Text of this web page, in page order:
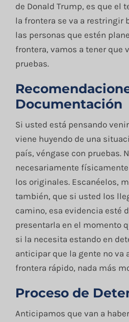
de Donald Trump, es que el
la frontera se va a restringir
las personas que estén
frontera, vamos a tener que
pruebas.
Documentación
Si usted está pensando
viene huyendo de una
país, véngase con pruebas.
necesariamente
los originales. Escanéelos,
también, que si usted los
camino, esa evidencia esté
presentarla en el momento
si la necesita estando en
anticipar que la gente no va
frontera rápido, nada más
Proceso de
Anticipamos que van a